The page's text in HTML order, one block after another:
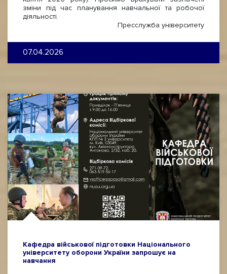
зміни під час планування навчальної та робочої
діяльності.
Пресслужба університету
07.04.2026
Кафедра військової підготовки Національного
університету оборони України запрошує на
навчання